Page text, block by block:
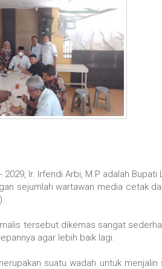
Ir. Irfendi Arbi, M.P adalah
sejumlah wartawan media cetak
tersebut dikemas sangat
agar lebih baik lagi.
suatu wadah untuk